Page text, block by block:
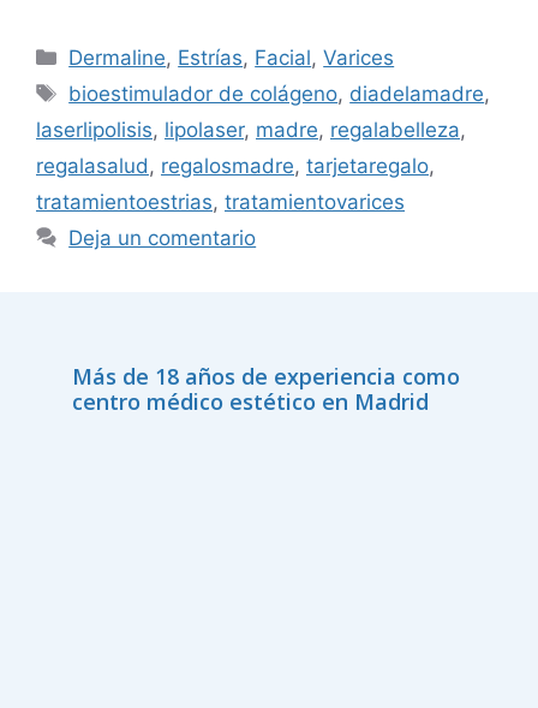
Dermaline, Estrías, Facial,Varices
bioestimulador de colágeno, diadelamadre,
laserlipolisis, lipolaser, madre, regalabelleza,
regalasalud , regalosmadre, tarjetaregalo,
tratamientoestrias, tratamientovarices
Deja un comentario
Más de 18 años de experiencia como
centro médico estético en Madrid